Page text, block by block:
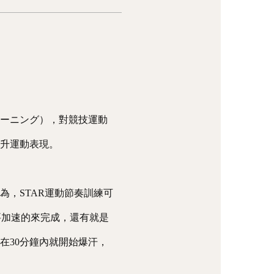
ニング），對競技運動
運動表現。
，STAR運動節奏訓練可
速的來完成，還有就是
30分鐘內就開始爆汗，